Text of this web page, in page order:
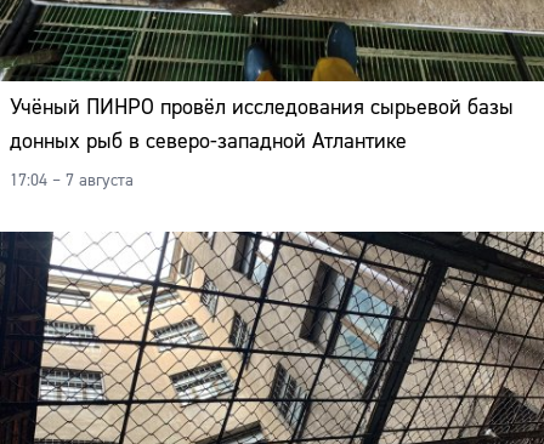
Учёный ПИНРО провёл исследования сырьевой базы
донных рыб в северо-западной Атлантике
17:04 – 7 августа
Сайт: